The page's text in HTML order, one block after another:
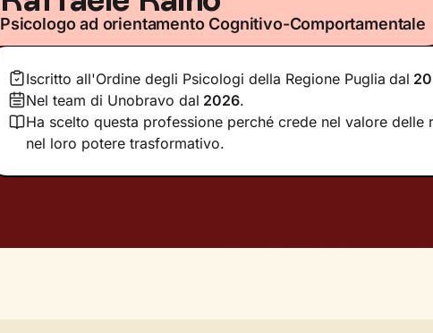
Psicologo ad orientamento Cognitivo-Comportamentale
Iscritto all'Ordine degli Psicologi della Regione Puglia dal
Nel team di Unobravo dal 2026.
Ha scelto questa professione perché crede nel valore delle
nel loro potere trasformativo.